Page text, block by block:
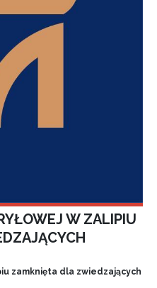
W ZALIPIU
zamknięta dla zwiedzających